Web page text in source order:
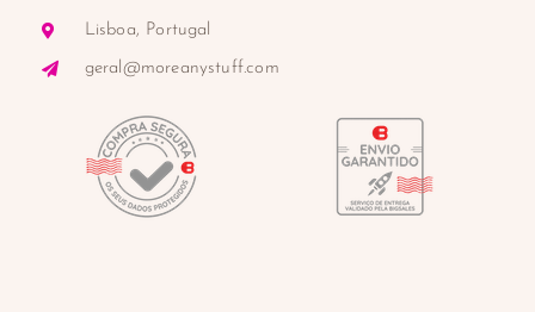
Lisboa, Portugal
geral@moreanystuff.com